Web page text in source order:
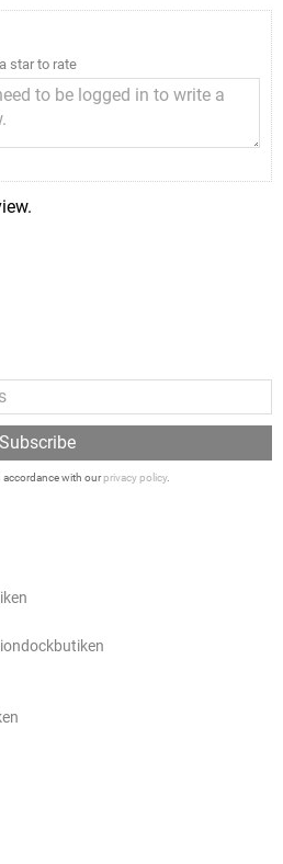
star to rate
Subscribe
accordance with ourprivacy policy.